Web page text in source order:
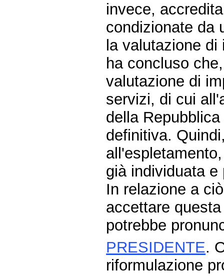
invece,
condizionate da
la valutazione
ha concluso
valutazione di
servizi, di cui
della
definitiva.
già individuata
In relazione a
accettare
potrebbe
PRESIDENTE.
riformulazione